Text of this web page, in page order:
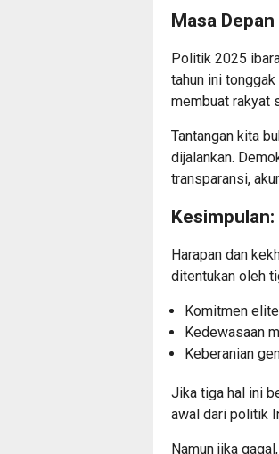
Masa
Politik 2025
tahun ini
membuat rakyat
Tantangan kita
dijalankan.
transparansi,
Harapan dan
ditentukan oleh
Komitmen
Kedewasaan
Keberanian
Jika tiga hal ini
awal dari politik
Namun jika